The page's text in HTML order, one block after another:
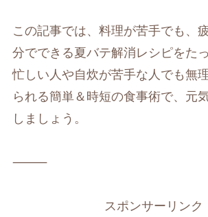
この記事では、料理が苦手でも、
分でできる夏バテ解消レシピをた
忙しい人や自炊が苦手な人でも無
られる簡単＆時短の食事術で、元
しましょう。
⸻
スポンサーリンク